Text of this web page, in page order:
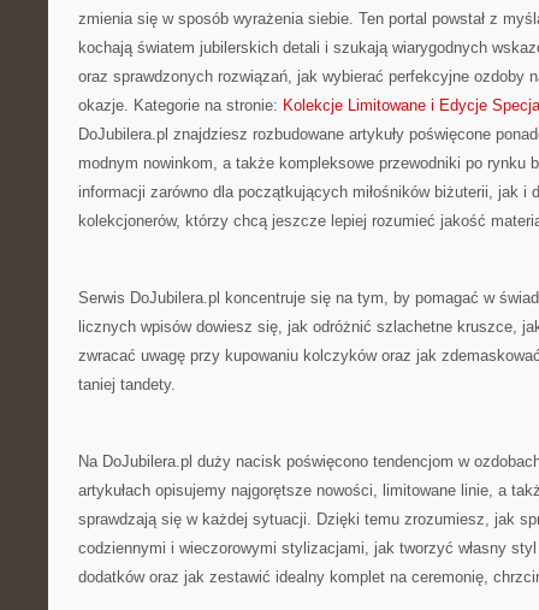
zmienia się w sposób wyrażenia siebie. Ten portal powstał z
kochają światem jubilerskich detali i szukają wiarygodnych
oraz sprawdzonych rozwiązań, jak wybierać perfekcyjne ozdoby
okazje. Kategorie na stronie: Kolekcje Limitowane i Edycje
DoJubilera.pl znajdziesz rozbudowane artykuły poświęcone
modnym nowinkom, a także kompleksowe przewodniki po rynku
informacji zarówno dla początkujących miłośników biżuterii, jak i
kolekcjonerów, którzy chcą jeszcze lepiej rozumieć jakość
Serwis DoJubilera.pl koncentruje się na tym, by pomagać w
licznych wpisów dowiesz się, jak odróżnić szlachetne kruszce,
zwracać uwagę przy kupowaniu kolczyków oraz jak
taniej tandety.
Na DoJubilera.pl duży nacisk poświęcono tendencjom w
artykułach opisujemy najgorętsze nowości, limitowane linie, a
sprawdzają się w każdej sytuacji. Dzięki temu zrozumiesz, jak
codziennymi i wieczorowymi stylizacjami, jak tworzyć własny
dodatków oraz jak zestawić idealny komplet na ceremonię,